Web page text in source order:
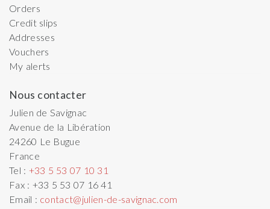
Orders
Credit slips
Addresses
Vouchers
My alerts
Nous contacter
Julien de Savignac
Avenue de la Libération
24260 Le Bugue
France
Tel : +33 5 53 07 10 31
Fax : +33 5 53 07 16 41
Email : contact@julien-de-savignac.com